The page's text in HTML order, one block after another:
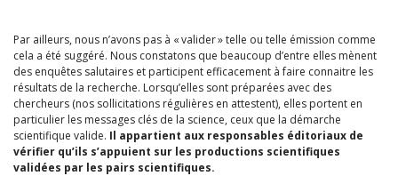
Par ailleurs, nous n’avons pas à « valider » telle ou telle émission comme
cela a été suggéré. Nous constatons que beaucoup d’entre elles mènent
des enquêtes salutaires et participent efficacement à faire connaitre les
résultats de la recherche. Lorsqu’elles sont préparées avec des
chercheurs (nos sollicitations régulières en attestent), elles portent en
particulier les messages clés de la science, ceux que la démarche
scientifique valide. Il appartient aux responsables éditoriaux de
vérifier qu’ils s’appuient sur les productions scientifiques
validées par les pairs scientifiques.